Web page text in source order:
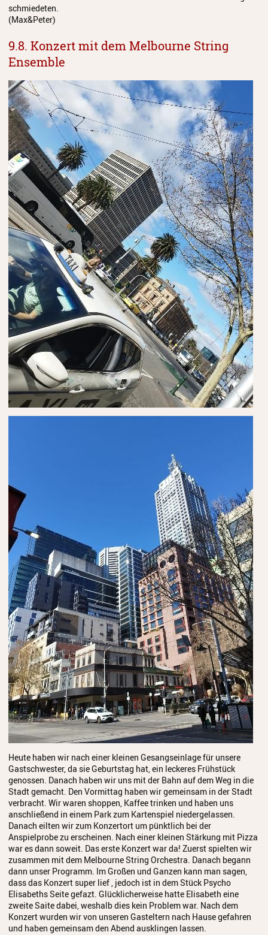
schmiedeten.
(Max&Peter)
9.8. Konzert mit dem Melbourne String
Ensemble
Heute haben wir nach einer kleinen Gesangseinlage für unsere
Gastschwester, da sie Geburtstag hat, ein leckeres Frühstück
genossen. Danach haben wir uns mit der Bahn auf dem Weg in die
Stadt gemacht. Den Vormittag haben wir gemeinsam in der Stadt
verbracht. Wir waren shoppen, Kaffee trinken und haben uns
anschließend in einem Park zum Kartenspiel niedergelassen.
Danach eilten wir zum Konzertort um pünktlich bei der
Anspielprobe zu erscheinen. Nach einer kleinen Stärkung mit Pizza
war es dann soweit. Das erste Konzert war da! Zuerst spielten wir
zusammen mit dem Melbourne String Orchestra. Danach begann
dann unser Programm. Im Großen und Ganzen kann man sagen,
dass das Konzert super lief , jedoch ist in dem Stück Psycho
Elisabeths Seite gefazt. Glücklicherweise hatte Elisabeth eine
zweite Saite dabei, weshalb dies kein Problem war. Nach dem
Konzert wurden wir von unseren Gasteltern nach Hause gefahren
und haben gemeinsam den Abend ausklingen lassen.